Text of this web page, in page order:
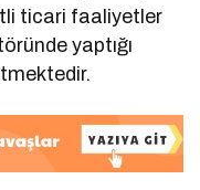
ticari faaliyetler
yaptığı